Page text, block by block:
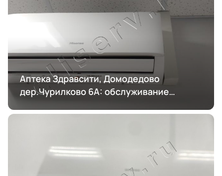
Аптека Здравсити, Домодедово
дер.Чурилково 6А: обслуживание